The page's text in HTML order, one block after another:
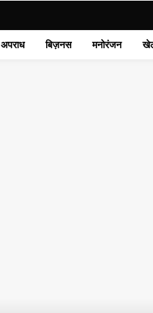
अपराध बिज़नस मनोरंजन